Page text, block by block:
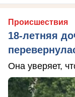
Происшествия
18-летняя
Она уверяет,